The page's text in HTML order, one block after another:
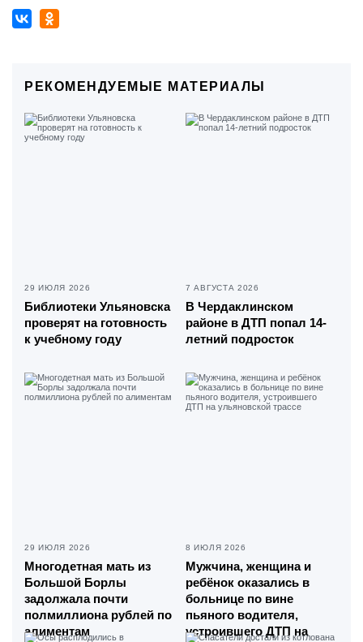
РЕКОМЕНДУЕМЫЕ МАТЕРИАЛЫ
29 ИЮЛЯ 2026
Библиотеки Ульяновска
проверят на готовность
к учебному году
7 АВГУСТА 2026
В Чердаклинском
районе в ДТП попал 14-
летний подросток
29 ИЮЛЯ 2026
Многодетная мать из
Большой Борлы
задолжала почти
полмиллиона рублей по
алиментам
8 ИЮЛЯ 2026
Мужчина, женщина и
ребёнок оказались в
больнице по вине
пьяного водителя,
устроившего ДТП на